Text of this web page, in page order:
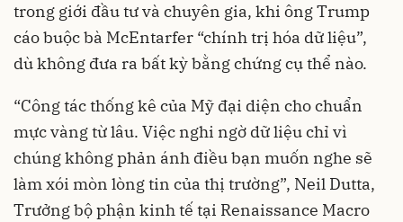
trong giới đầu tư và chuyên gia, khi ông Trump
cáo buộc bà McEntarfer “chính trị hóa dữ liệu”,
dù không đưa ra bất kỳ bằng chứng cụ thể nào.
“Công tác thống kê của Mỹ đại diện cho chuẩn
mực vàng từ lâu. Việc nghi ngờ dữ liệu chỉ vì
chúng không phản ánh điều bạn muốn nghe sẽ
làm xói mòn lòng tin của thị trường”, Neil Dutta,
Trưởng bộ phận kinh tế tại Renaissance Macro